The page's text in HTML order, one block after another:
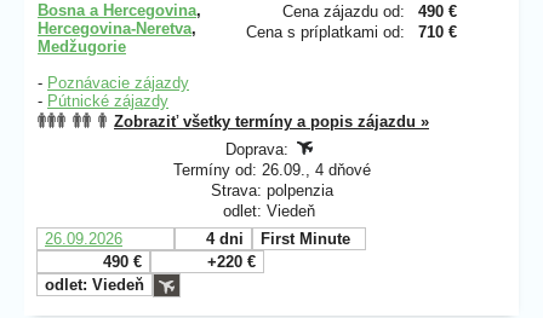
Cena zájazdu od:
490 €
Cena s príplatkami od:
710 €
Bosna a Hercegovina,
Hercegovina-Neretva,
Medžugorie
- Poznávacie zájazdy
- Pútnické zájazdy
Zobraziť všetky termíny a popis zájazdu »
Doprava:
Termíny od: 26.09., 4 dňové
Strava: polpenzia
odlet: Viedeň
26.09.2026
4 dni
First Minute
490 €
+220 €
odlet: Viedeň